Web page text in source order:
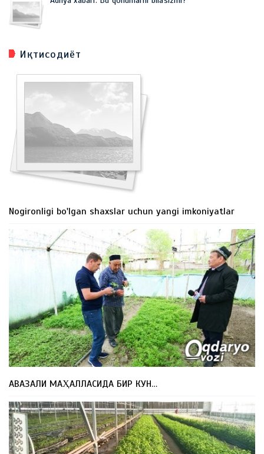
Иқтисодиёт
Nogironligi bo'lgan shaxslar uchun yangi imkoniyatlar
АВАЗАЛИ МАҲАЛЛАСИДА БИР КУН…